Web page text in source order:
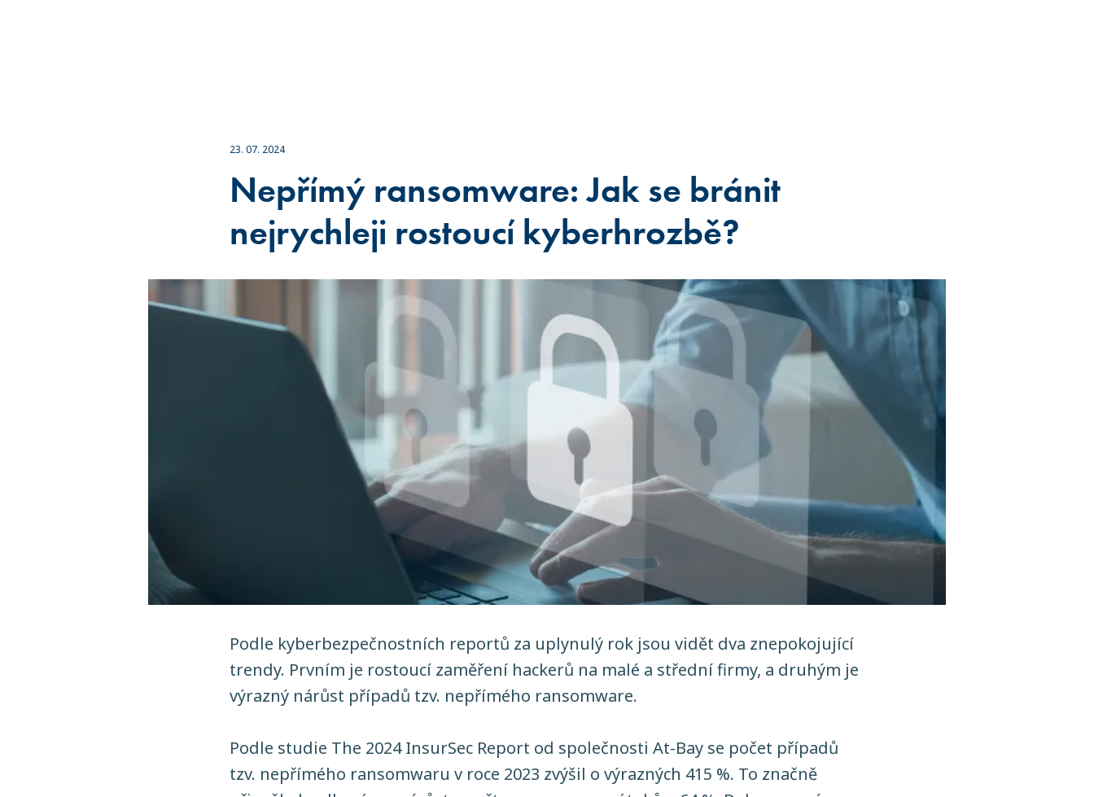
23. 07. 2024
Nepřímý ransomware: Jak se bránit
nejrychleji rostoucí kyberhrozbě?
Podle kyberbezpečnostních reportů za uplynulý rok jsou vidět dva znepokojující
trendy. Prvním je rostoucí zaměření hackerů na malé a střední firmy, a druhým je
výrazný nárůst případů tzv. nepřímého ransomware.
Podle studie The 2024 InsurSec Report od společnosti At-Bay se počet případů
tzv. nepřímého ransomwaru v roce 2023 zvýšil o výrazných 415 %. To značně